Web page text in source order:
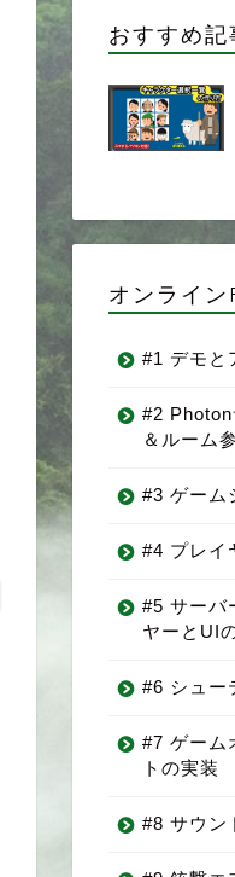
おすすめ記
オンライ
#1 デモと
#2
＆ルーム
#3 ゲーム
#4 プレイ
#5 サーバ
ヤーとUI
#6 シュー
#7 ゲーム
トの実装
#8 サウン